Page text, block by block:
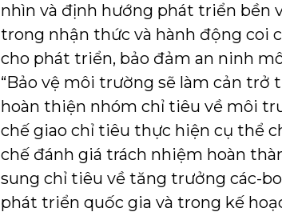
nhìn và định hướng phát triển bền
trong nhận thức và hành động coi
cho phát triển, bảo đảm an ninh
“Bảo vệ môi trường sẽ làm cản
hoàn thiện nhóm chỉ tiêu về môi
chế giao chỉ tiêu thực hiện cụ thể
chế đánh giá trách nhiệm hoàn
sung chỉ tiêu về tăng trưởng các-
phát triển quốc gia và trong kế